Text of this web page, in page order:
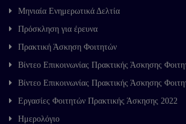
Μηνιαία Ενημερωτικά Δελτία
Πρόσκληση για έρευνα
Πρακτική Άσκηση Φοιτητών
Βίντεο Επικοινωνίας Πρακτικής Άσκησης
Βίντεο Επικοινωνίας Πρακτικής Άσκησης
Εργασίες Φοιτητών Πρακτικής Άσκησης 2022
Ημερολόγιο